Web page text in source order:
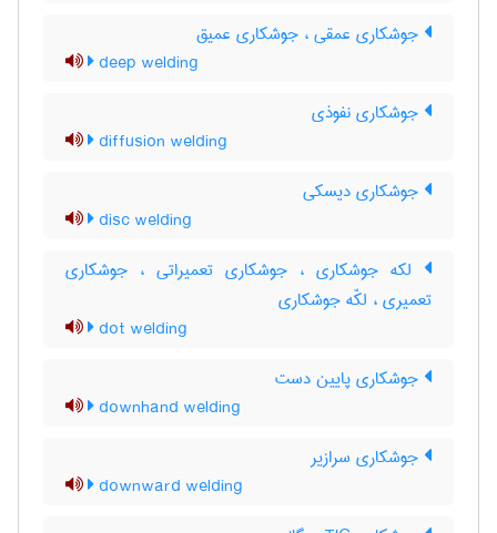
جوشکاری عمقی ، جوشکاری عمیق
deep welding
جوشکاری نفوذی
diffusion welding
جوشکاری دیسکی
disc welding
لکه جوشکاری ، جوشکاری تعمیراتی ، جوشکاری
تعمیری ، لکّه جوشکاری
dot welding
جوشکاری پایین دست
downhand welding
جوشکاری سرازیر
downward welding